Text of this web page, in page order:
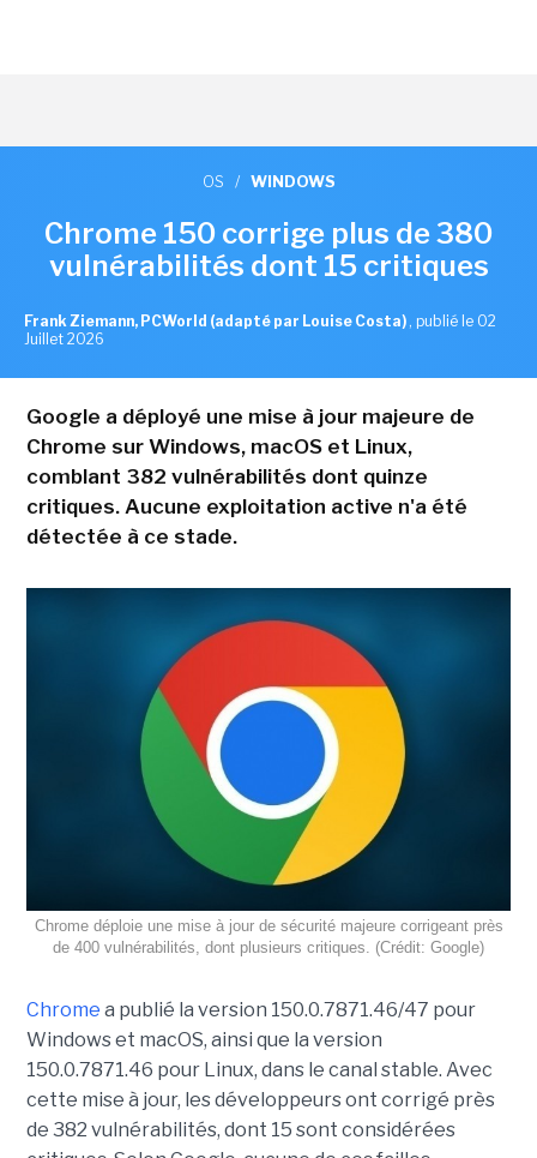
OS / WINDOWS
Chrome 150 corrige plus de 380
vulnérabilités dont 15 critiques
Frank Ziemann, PCWorld (adapté par Louise Costa) , publié le 02
Juillet 2026
Google a déployé une mise à jour majeure de
Chrome sur Windows, macOS et Linux,
comblant 382 vulnérabilités dont quinze
critiques. Aucune exploitation active n'a été
détectée à ce stade.
Chrome déploie une mise à jour de sécurité majeure corrigeant près
de 400 vulnérabilités, dont plusieurs critiques. (Crédit: Google)
Chrome a publié la version 150.0.7871.46/47 pour
Windows et macOS, ainsi que la version
150.0.7871.46 pour Linux, dans le canal stable. Avec
cette mise à jour, les développeurs ont corrigé près
de 382 vulnérabilités, dont 15 sont considérées